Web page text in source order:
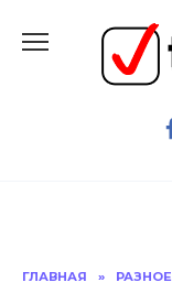
содержанию
ГЛАВНАЯ » РАЗНОЕ